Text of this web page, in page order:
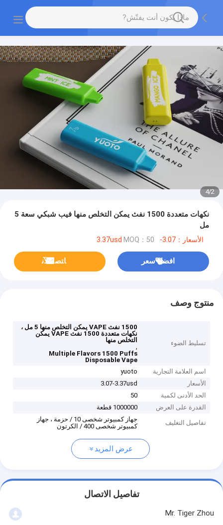
2
/
4
نكهات متعددة 1500 نفث يمكن التخلص منها فيب شبكي سعة 5
مل
الأسعار：3.07-3.37usd MOQ：50
افضل سعر ﺎﺘﺼﻟ ﺍﻶﻧ
منتوج وصف
تسليط الضوء
1500 نفث VAPE يمكن التخلص منها 5 مل ،
نكهات متعددة 1500 نفث VAPE يمكن
التخلص منها
,
Multiple Flavors 1500 Puffs
Disposable Vape
اسم العلامة التجارية
yuoto
الأسعار
3.07-3.37usd
الحد الأدنى لكمية
50
القدرة على العرض
1000000 قطعة
تفاصيل التغليف
جهاز كمبيوتر شخصى 10 / حزمة ، جهاز
كمبيوتر شخصى 400 / الكرتون
عرض المزيد
تفاصيل الاتصال
Mr. Tiger Zhou